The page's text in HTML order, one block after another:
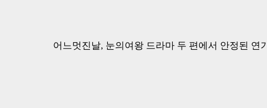
어느멋진날, 눈의여왕 드라마 두 편에서 안정된